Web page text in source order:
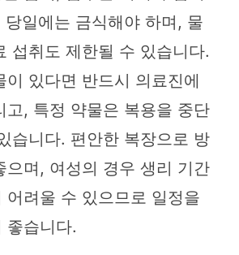
일에는 금식해야 하며, 물
섭취도 제한될 수 있습니다.
이 있다면 반드시 의료진에
고, 특정 약물은 복용을 중단
습니다. 편안한 복장으로 방
으며, 여성의 경우 생리 기간
어려울 수 있으므로 일정을
좋습니다.